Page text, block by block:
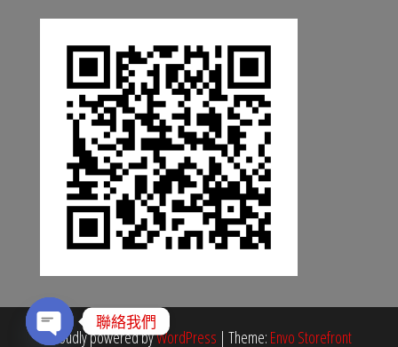
Proudly powered byWordPress | Theme: Envo Storefront
聯絡我們